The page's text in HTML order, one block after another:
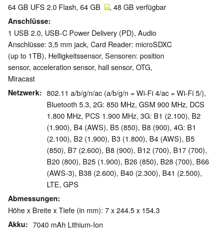
64 GB UFS 2.0 Flash, 64 GB , 48 GB verfügbar
Anschlüsse
1 USB 2.0, USB-C Power Delivery (PD), Audio
Anschlüsse: 3,5 mm jack, Card Reader: microSDXC
(up to 1TB), Helligkeitssensor, Sensoren: position
sensor, acceleration sensor, hall sensor, OTG,
Miracast
Netzwerk
802.11 a/b/g/n/ac (a/b/g/n = Wi-Fi 4/ac = Wi-Fi 5/),
Bluetooth 5.3, 2G: 850 MHz, GSM 900 MHz, DCS
1.800 MHz, PCS 1.900 MHz, 3G: B1 (2.100), B2
(1.900), B4 (AWS), B5 (850), B8 (900), 4G: B1
(2.100), B2 (1.900), B3 (1.800), B4 (AWS), B5
(850), B7 (2.600), B8 (900), B12 (700), B17 (700),
B20 (800), B25 (1.900), B26 (850), B28 (700), B66
(AWS-3), B38 (2.600), B40 (2.300), B41 (2.500),
LTE, GPS
Abmessungen
Höhe x Breite x Tiefe (in mm): 7 x 244.5 x 154.3
Akku 7040 mAh Lithium-Ion